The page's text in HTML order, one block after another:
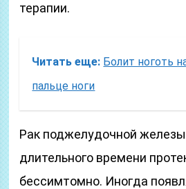
терапии.
Читать еще: Болит ноготь
пальце ноги
Рак поджелудочной железы
длительного времени
бессимтомно. Иногда